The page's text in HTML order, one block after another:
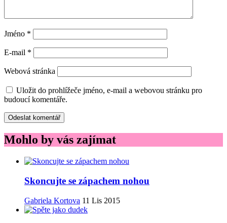
Jméno *
E-mail *
Webová stránka
Uložit do prohlížeče jméno, e-mail a webovou stránku pro
budoucí komentáře.
Mohlo by vás zajímat
Skoncujte se zápachem nohou
Gabriela Kortova 11 Lis 2015